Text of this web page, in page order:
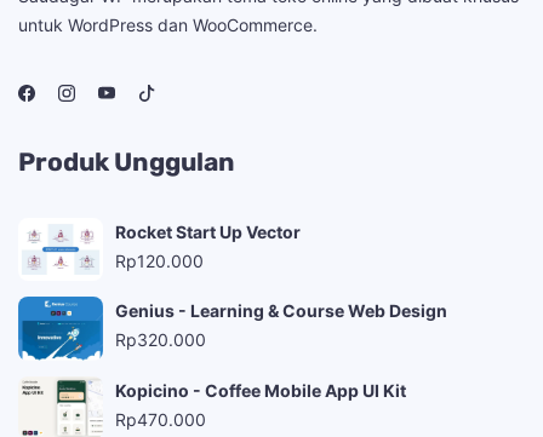
untuk WordPress dan WooCommerce.
Produk Unggulan
Rocket Start Up Vector
Rp120.000
Genius - Learning & Course Web Design
Rp320.000
Kopicino - Coffee Mobile App UI Kit
Rp470.000